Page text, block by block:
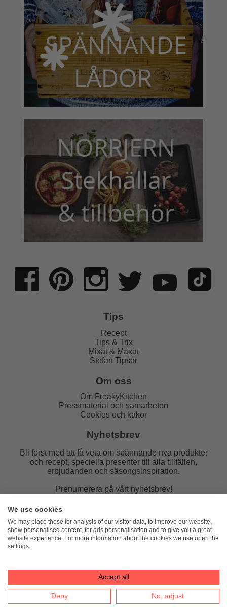
Tips
Recept
Tips & Trix
Mixat & Maxat
Stefan Tipsar
Om oss
Om FreakyKitchen
Pressmaterial och samarbeten
Cookies och kakor
Nyhetsbrev
Bli först med att få veta om spännande nya produkter
och recept, speciella presenter till alla tillfällen,
erbjudanden och säsongsinspiration.
Prenumerera på vårt nyhetsbrev!
E-post:
We use cookies
We may place these for analysis of our visitor data, to improve our website,
show personalised content, for ads personalisation and to give you a great
website experience. For more information about the cookies we use open the
settings.
Accept all
Deny No, adjust